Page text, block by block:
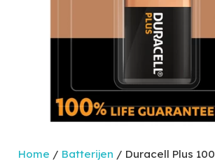
Home / Batterijen / Duracell Plus 100